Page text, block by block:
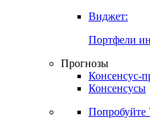
Виджет:
Портфели
Прогнозы
Консенсус-
Консенсусы
Попробуйте